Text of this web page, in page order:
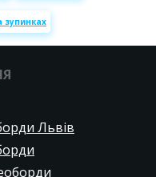
зупинках
Львів